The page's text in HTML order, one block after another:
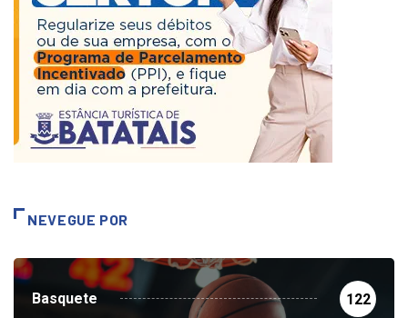
NEVEGUE POR
Basquete 122